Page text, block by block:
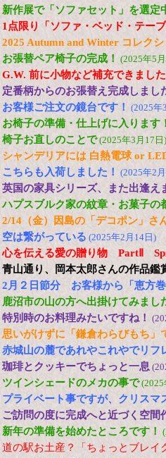
新作展で「ソファセット」を選定
1点限り「ソファ・ベッド・テー
2025 Autumn and Winter コレク
お張替ペア椅子の完成！ (2025年5
G.W. 前に小物など補充できました
定番柄からのお張替え完成しまし
お客様ご注文の鏡台です！ (2025年
お椅子の準備・仕上げに入ります！
椅子お直しのことで(2025年3月17日)
シャンデリアには 白熱電球 or
こちらも入荷しました！ (2025年2
英国の家具シリーズ、また出逢
ハプスブルク家の紋章・お菓子の
2/14（金）因島の「デコポン」さ
空は繋がっている (2025年2月14日)
心を伝える愛の贈り物 PartⅡ
青山通り、岡本太郎さんの作品鑑
2月２日節分 お客様から「恵方巻
鹿沼市の山の方へ出掛けてみまし
特別時のお料理みたいですね！
思いがけずに「鎌倉わらびもち」
赤城山の麓であれやこれやでリフ
珈琲とクッキーでちょっと一息
ツインシェードのメカの事で(2025
プライベート事ですが、クリスマ
ご訪問の度に完成へと近づく空間
新年の準備を始めたところです！
道の駅お土産？「ちょっとブレイ